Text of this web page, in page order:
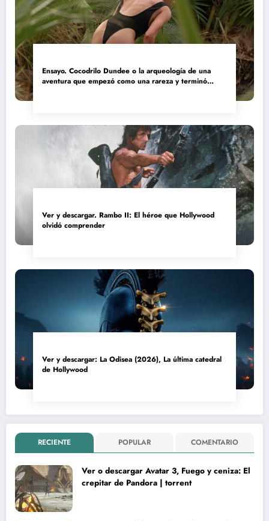
Ensayo. Cocodrilo Dundee o la arqueología de una
aventura que empezó como una rareza y terminó
Ver y descargar. Rambo II: El héroe que Hollywood
olvidó comprender
Ver y descargar: La Odisea (2026), La última catedral
de Hollywood
RECIENTE POPULAR COMENTARIO
Ver o descargar Avatar 3, Fuego y ceniza: El
crepitar de Pandora | torrent